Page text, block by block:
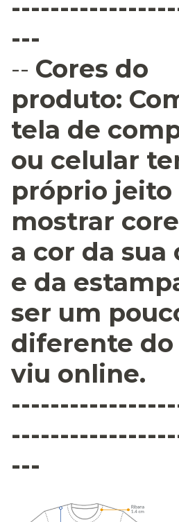
---
-- Cores do
produto:
tela de
ou celular
próprio jeito
mostrar
a cor da sua
e da
ser um
diferente do
viu online.
---